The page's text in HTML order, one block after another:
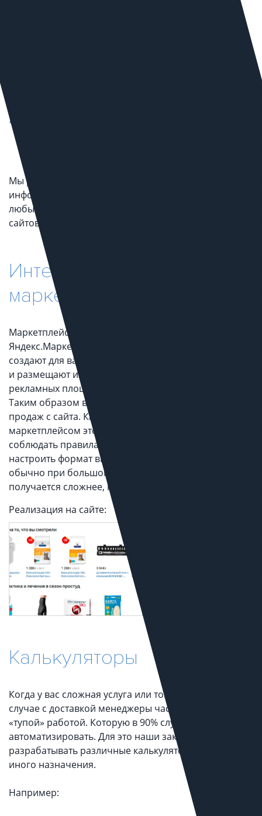
Мы разрабатываем парсеры для извлечения
информации о товарах, ценах и других данных из
любых онлайн-источников: интернет-магазинов,
сайтов производителей, других каталогов товаров.
Интеграция с
маркетплейсами
Маркетплейсы крупнейших игроков на рынке
Яндекс.Маркет, Google Merchant, Facebook, Vkontakte
создают для ваших товаров рекламные объявления
и размещают их на своих сервисах и партнерских
рекламных площадках, включая поисковую выдачу.
Таким образом вы получаете дополнительный канал
продаж с сайта. Как правило интеграция с любым
маркетплейсом это разовая работа, нужно просто
соблюдать правила маркетплейса и корректно
настроить формат выгрузки товаров. В жизни
обычно при большом количестве SKU, как всегда,
получается сложнее, но все решаемо.
Реализация на сайте:
Калькуляторы
Когда у вас сложная услуга или товар, то как и в
случае с доставкой менеджеры часто загружены
«тупой» работой. Которую в 90% случаях можно
автоматизировать. Для это наши заказчики просят
разрабатывать различные калькуляторы того или
иного назначения.
Например: